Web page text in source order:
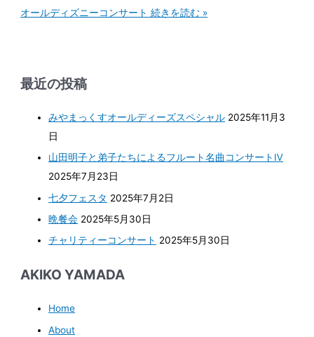
オールディズニーコンサート 続きを読む »
最近の投稿
みやまっくすオールディーズスペシャル 2025年11月3
日
山田明子と弟子たちによるフルート名曲コンサートⅣ
2025年7月23日
七夕フェスタ 2025年7月2日
晩餐会 2025年5月30日
チャリティーコンサート 2025年5月30日
AKIKO YAMADA
Home
About